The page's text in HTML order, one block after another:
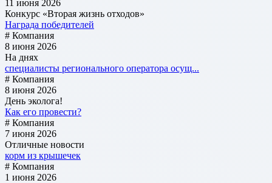
11 июня 2026
Конкурс «Вторая жизнь отходов»
Награда победителей
# Компания
8 июня 2026
На днях
специалисты регионального оператора осущ...
# Компания
8 июня 2026
День эколога!
Как его провести?
# Компания
7 июня 2026
Отличные новости
корм из крышечек
# Компания
1 июня 2026